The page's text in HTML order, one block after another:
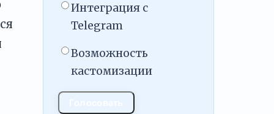
Интеграция с
Telegram
Возможность
кастомизации